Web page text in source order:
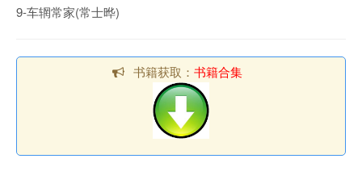
9-车辋常家(常士晔)
书籍获取： 书籍合集